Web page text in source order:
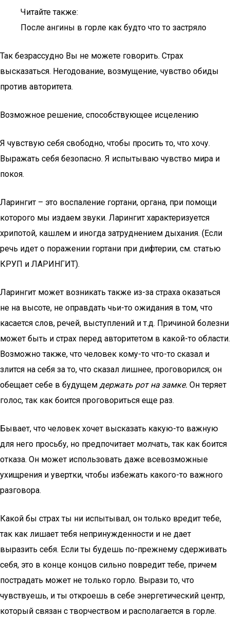
Читайте также:
После ангины в горле как будто что то застряло
Так безрассудно Вы не можете говорить. Страх
высказаться. Негодование, возмущение, чувство обиды
против авторитета.
Возможное решение, способствующее исцелению
Я чувствую себя свободно, чтобы просить то, что хочу.
Выражать себя безопасно. Я испытываю чувство мира и
покоя.
Ларингит – это воспаление гортани, органа, при помощи
которого мы издаем звуки. Ларингит характеризуется
хрипотой, кашлем и иногда затруднением дыхания. (Если
речь идет о поражении гортани при дифтерии, см. статью
КРУП и ЛАРИНГИТ).
Ларингит может возникать также из-за страха оказаться
не на высоте, не оправдать чьи-то ожидания в том, что
касается слов, речей, выступлений и т.д. Причиной болезни
может быть и страх перед авторитетом в какой-то области.
Возможно также, что человек кому-то что-то сказал и
злится на себя за то, что сказал лишнее, проговорился; он
обещает себе в будущем держать рот на замке. Он теряет
голос, так как боится проговориться еще раз.
Бывает, что человек хочет высказать какую-то важную
для него просьбу, но предпочитает молчать, так как боится
отказа. Он может использовать даже всевозможные
ухищрения и увертки, чтобы избежать какого-то важного
разговора.
Какой бы страх ты ни испытывал, он только вредит тебе,
так как лишает тебя непринужденности и не дает
выразить себя. Если ты будешь по-прежнему сдерживать
себя, это в конце концов сильно повредит тебе, причем
пострадать может не только горло. Вырази то, что
чувствуешь, и ты откроешь в себе энергетический центр,
который связан с творчеством и располагается в горле.